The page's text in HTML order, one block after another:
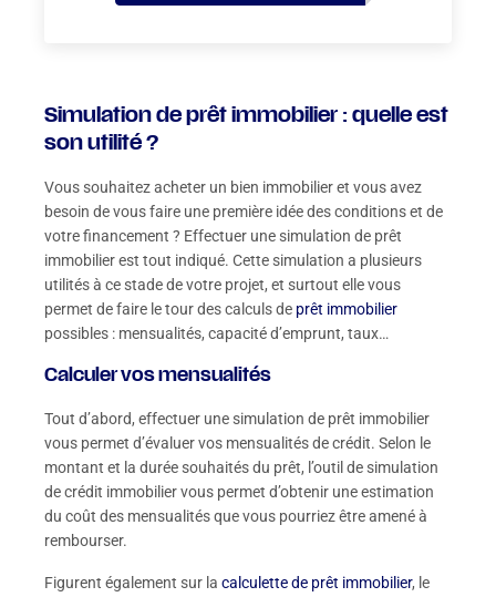
Simulation de prêt immobilier : quelle est
son utilité ?
Vous souhaitez acheter un bien immobilier et vous avez
besoin de vous faire une première idée des conditions et de
votre financement ? Effectuer une simulation de prêt
immobilier est tout indiqué. Cette simulation a plusieurs
utilités à ce stade de votre projet, et surtout elle vous
permet de faire le tour des calculs de prêt immobilier
possibles : mensualités, capacité d’emprunt, taux…
Calculer vos mensualités
Tout d’abord, effectuer une simulation de prêt immobilier
vous permet d’évaluer vos mensualités de crédit. Selon le
montant et la durée souhaités du prêt, l’outil de simulation
de crédit immobilier vous permet d’obtenir une estimation
du coût des mensualités que vous pourriez être amené à
rembourser.
Figurent également sur la calculette de prêt immobilier, le